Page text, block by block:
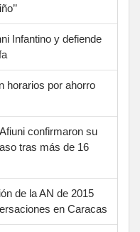
Infantino y defiende
horarios por ahorro
confirmaron su
tras más de 16
de la AN de 2015
en Caracas